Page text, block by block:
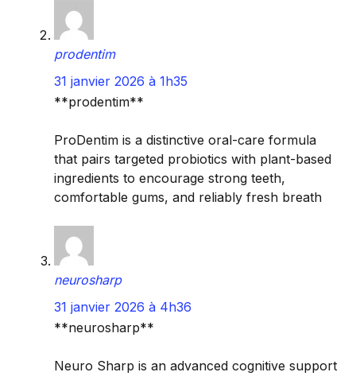
prodentim
31 janvier 2026 à 1h35
**prodentim**
ProDentim is a distinctive oral-care formula
that pairs targeted probiotics with plant-based
ingredients to encourage strong teeth,
comfortable gums, and reliably fresh breath
neurosharp
31 janvier 2026 à 4h36
**neurosharp**
Neuro Sharp is an advanced cognitive support